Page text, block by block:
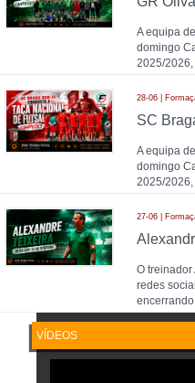
A equipa
domingo
2025/
28-06 |
A equipa
domingo
2025/
27-06 |
O
redes
VÍDEOS